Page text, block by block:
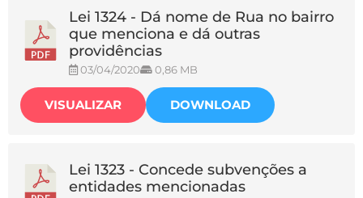
Lei 1324 - Dá nome de Rua no bairro
que menciona e dá outras
providências
03/04/2020 0,86 MB
VISUALIZAR DOWNLOAD
Lei 1323 - Concede subvenções a
entidades mencionadas